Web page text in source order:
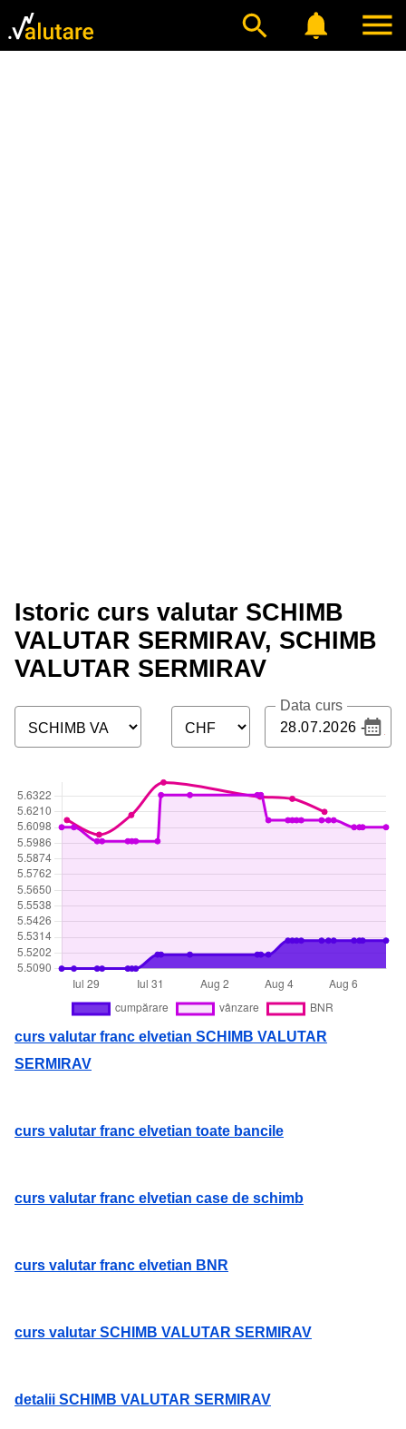
Istoric curs valutar SCHIMB
VALUTAR SERMIRAV, SCHIMB
VALUTAR SERMIRAV
Data curs
curs valutar franc elvetian SCHIMB VALUTAR
SERMIRAV
curs valutar franc elvetian toate bancile
curs valutar franc elvetian case de schimb
curs valutar franc elvetian BNR
curs valutar SCHIMB VALUTAR SERMIRAV
detalii SCHIMB VALUTAR SERMIRAV